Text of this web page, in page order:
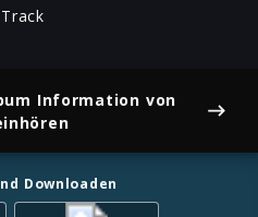
Information von
Downloaden